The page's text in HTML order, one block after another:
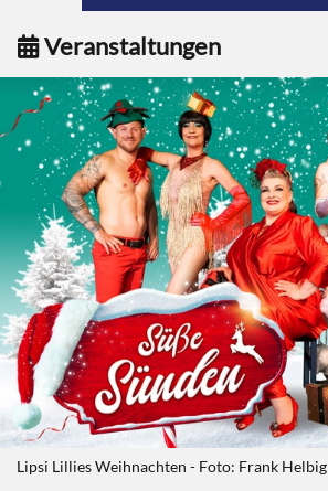
Veranstaltungen
Lipsi Lillies Weihnachten - Foto: Frank Helbig